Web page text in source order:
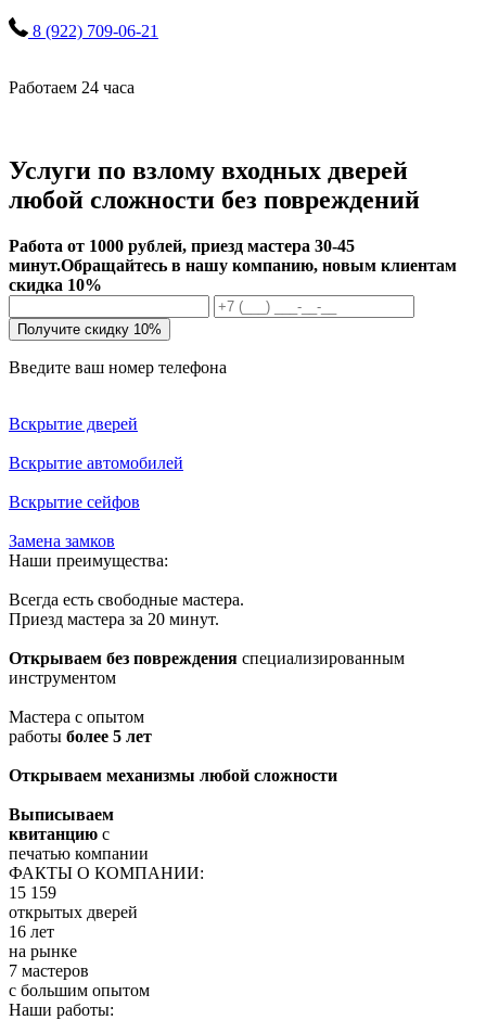
8 (922) 709-06-21
Работаем 24 часа
Услуги по взлому входных дверей
любой сложности без повреждений
Работа от 1000 рублей, приезд мастера 30-45
минут.Обращайтесь в нашу компанию, новым клиентам
скидка 10%
Получите скидку 10%
Введите ваш номер телефона
Вскрытие дверей
Вскрытие автомобилей
Вскрытие сейфов
Замена замков
Наши преимущества:
Всегда есть свободные мастера.
Приезд мастера за 20 минут.
Открываем без повреждения специализированным
инструментом
Мастера с опытом
работы более 5 лет
Открываем механизмы любой сложности
Выписываем
квитанцию с
печатью компании
ФАКТЫ О КОМПАНИИ:
15 159
открытых дверей
16 лет
на рынке
7 мастеров
с большим опытом
Наши работы: